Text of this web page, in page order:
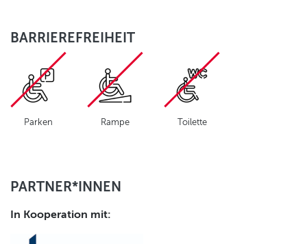
BARRIEREFREIHEIT
Parken Rampe Toilette
PARTNER*INNEN
In Kooperation mit: